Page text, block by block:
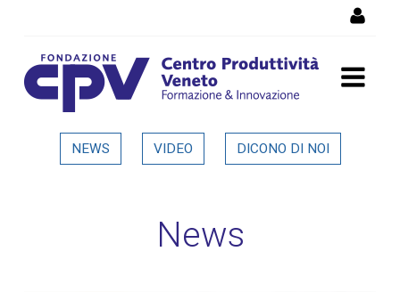
Dettaglio in evidenza
NEWS VIDEO DICONO DI NOI
News